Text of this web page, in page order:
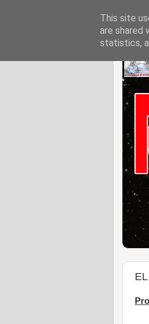
This site
are shared
statistics,